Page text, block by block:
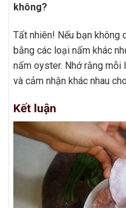
không?
Tất nhiên! Nếu bạn không
bằng các loại nấm khác
nấm oyster. Nhớ rằng
và cảm nhận khác nhau
Kết luận